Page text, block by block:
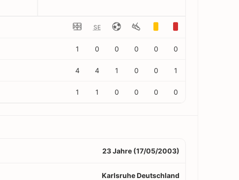
SE
1 0 0 0 0 0
4 4 1 0 0 1
1 1 0 0 0 0
23 Jahre (17/05/2003)
Karlsruhe Deutschland